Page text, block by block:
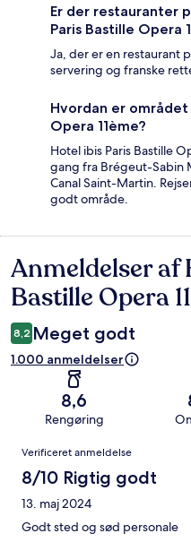
Er der restauranter
Paris Bastille Opera
Ja, der er en restaurant
servering og franske
Hvordan er
Opera 11ème?
Hotel ibis Paris Bastille
gang fra Brégeut-Sabin
Canal Saint-Martin.
godt område.
Anmeldelser
Anmeldelser af
Bastille Opera
8,2 Meget godt
1.000 anmeldelser
8,6
Rengøring
Anmeldelser
Verificeret anmeldelse
8/10 Rigtig godt
13. maj 2024
Godt sted og sød personale